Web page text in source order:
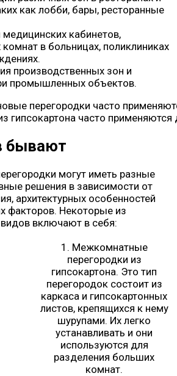
как лобби, бары, ресторанные
кабинетов,
в больницах, поликлиниках
производственных зон и
промышленных объектов.
гипсокартона часто применяются
бывают
могут иметь разные
решения в зависимости от
архитектурных особенностей
факторов. Некоторые из
включают в себя:
1. Межкомнатные
перегородки из
гипсокартона. Это тип
перегородок состоит из
каркаса и гипсокартонных
листов, крепящихся к нему
шурупами. Их легко
устанавливать и они
используются для
разделения больших
комнат.